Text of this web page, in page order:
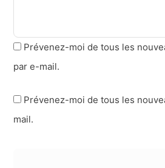
Prévenez-moi de tous les
par e-mail.
Prévenez-moi de tous les
mail.